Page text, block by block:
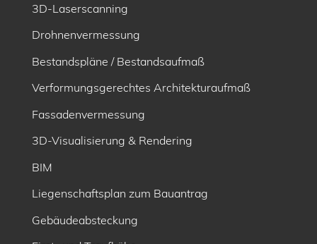
3D-Laserscanning
Drohnenvermessung
Bestandspläne / Bestandsaufmaß
Verformungsgerechtes Architekturaufmaß
Fassadenvermessung
3D-Visualisierung & Rendering
BIM
Liegenschaftsplan zum Bauantrag
Gebäudeabsteckung